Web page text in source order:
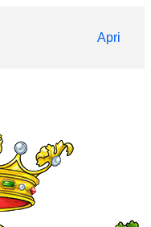
Apri